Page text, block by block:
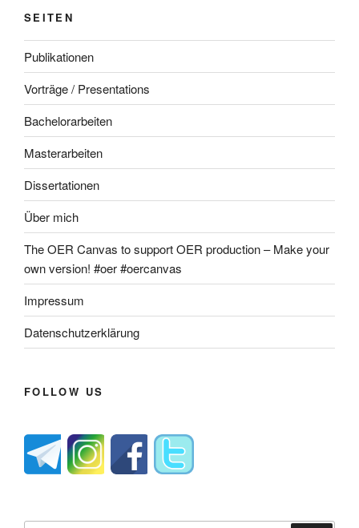
SEITEN
Publikationen
Vorträge / Presentations
Bachelorarbeiten
Masterarbeiten
Dissertationen
Über mich
The OER Canvas to support OER production – Make your
own version! #oer #oercanvas
Impressum
Datenschutzerklärung
FOLLOW US